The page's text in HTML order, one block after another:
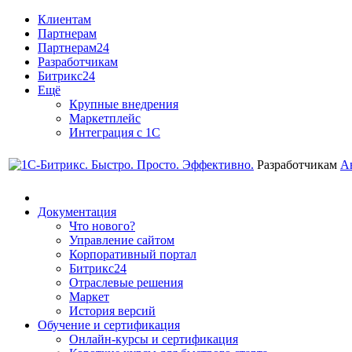
Клиентам
Партнерам
Партнерам24
Разработчикам
Битрикс24
Ещё
Крупные внедрения
Маркетплейс
Интеграция с 1С
Разработчикам
Документация
Что нового?
Управление сайтом
Корпоративный портал
Битрикс24
Отраслевые решения
Маркет
История версий
Обучение и сертификация
Онлайн-курсы и сертификация